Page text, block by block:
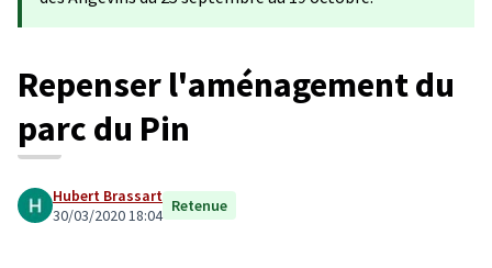
Repenser l'aménagement du
parc du Pin
Hubert Brassart
30/03/2020 18:04 Retenue